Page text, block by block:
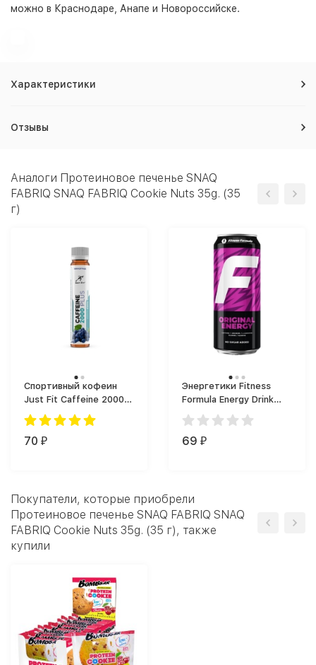
можно в Краснодаре, Анапе и Новороссийске.
Характеристики
Отзывы
Аналоги Протеиновое печенье SNAQ
FABRIQ SNAQ FABRIQ Cookie Nuts 35g. (35
г)
Спортивный кофеин
Just Fit Caffeine 2000
Plus (25 мл)
70 ₽
Энергетики Fitness
Formula Energy Drink
(450 мл)
69 ₽
Покупатели, которые приобрели
Протеиновое печенье SNAQ FABRIQ SNAQ
FABRIQ Cookie Nuts 35g. (35 г), также
купили